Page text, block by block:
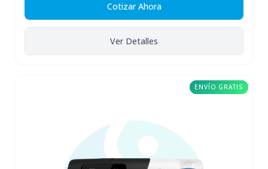
Cotizar Ahora
Ver Detalles
ENVÍO GRATIS